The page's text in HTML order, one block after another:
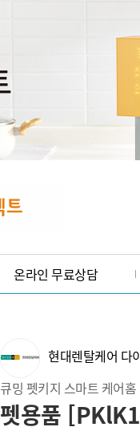
온라인 무료상담
현대렌탈케어 다
큐밍 펫키지 스마트 케어홈
펫용품